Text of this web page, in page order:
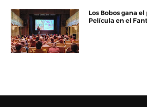
Los Bobos gana
Película en el